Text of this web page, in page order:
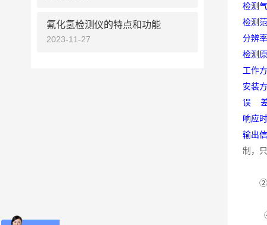
检测
检测
分辨
检测
工作
安装
误
响应
输出
制，
② 三
④ 相
氟化氢检测仪的特点和功能
2023-11-27